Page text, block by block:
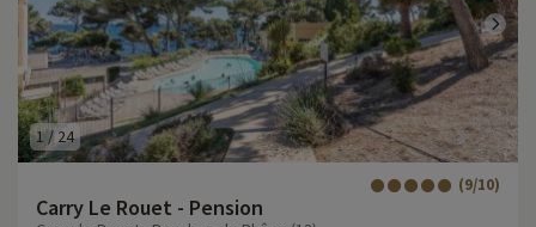
1/ 24
Carry Le Rouet - Pension
(9/10)